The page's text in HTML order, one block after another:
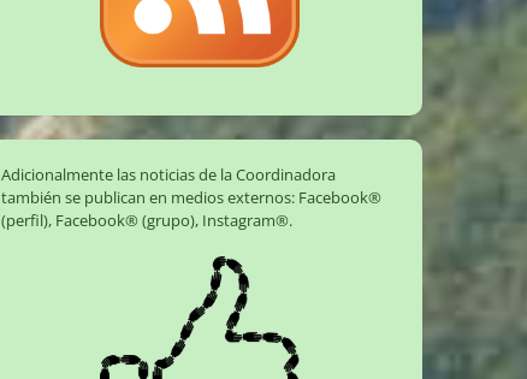
Adicionalmente las noticias de la Coordinadora
también se publican en medios externos: Facebook®
(perfil), Facebook® (grupo), Instagram®.